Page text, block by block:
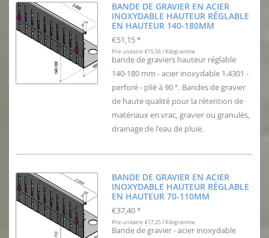
BANDE DE GRAVIER EN ACIER
INOXYDABLE HAUTEUR RÉGLABLE
EN HAUTEUR 140-180MM
€51,15 *
Prix unitaire: €15,56 / Kilogramme
bande de graviers hauteur réglable
140-180 mm - acier inoxydable 1.4301 -
perforé - plié à 90 °. Bandes de gravier
de haute qualité pour la rétention de
matériaux en vrac, gravier ou granulés,
drainage de l'eau de pluie.
BANDE DE GRAVIER EN ACIER
INOXYDABLE HAUTEUR RÉGLABLE
EN HAUTEUR 70-110MM
€37,40 *
Prix unitaire: €17,25 / Kilogramme
Bande de gravier - acier inoxydable